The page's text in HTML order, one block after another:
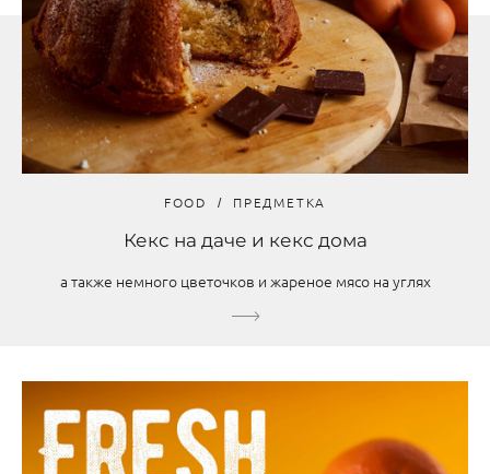
FOOD ПРЕДМЕТКА
Кекс на даче и кекс дома
а также немного цветочков и жареное мясо на углях